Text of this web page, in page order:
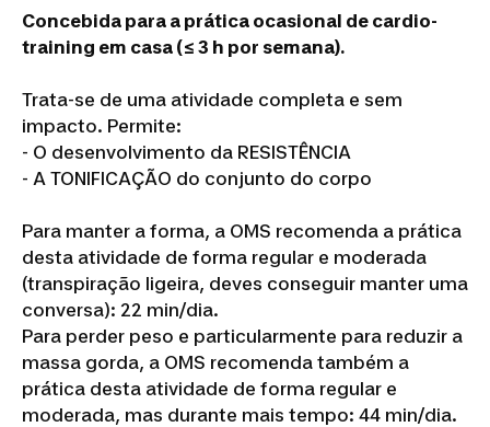
Concebida para a prática ocasional de cardio-
training em casa (≤ 3 h por semana).
Trata-se de uma atividade completa e sem
impacto. Permite:
- O desenvolvimento da RESISTÊNCIA
- A TONIFICAÇÃO do conjunto do corpo
Para manter a forma, a OMS recomenda a prática
desta atividade de forma regular e moderada
(transpiração ligeira, deves conseguir manter uma
conversa): 22 min/dia.
Para perder peso e particularmente para reduzir a
massa gorda, a OMS recomenda também a
prática desta atividade de forma regular e
moderada, mas durante mais tempo: 44 min/dia.